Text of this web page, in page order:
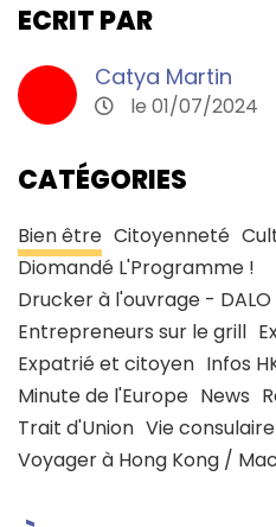
ECRIT PAR
Catya Martin
le 01/07/2024
CATÉGORIES
Bien être Citoyenneté
Diomandé L'Programme !
Drucker à l'ouvrage - DALO
Entrepreneurs sur le grill
Expatrié et citoyen Infos
Minute de l'Europe News
Trait d'Union Vie consulaire
Voyager à Hong Kong /